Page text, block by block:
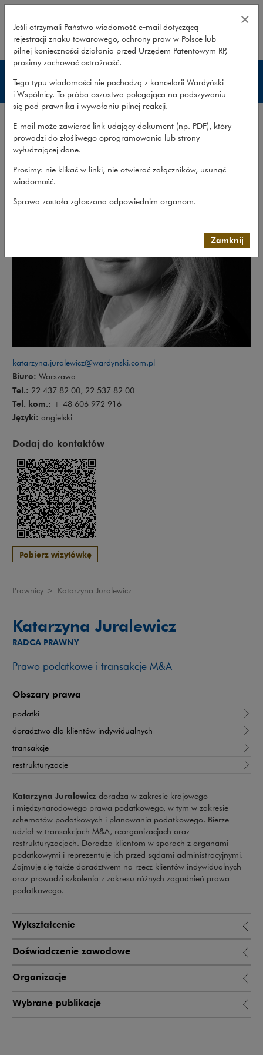
Katarzyna Juralewicz –
Prawnicy
katarzyna.juralewicz@wardynski.com.pl
Biuro: Warszawa
Tel.: 22 437 82 00, 22 537 82 00
Tel. kom.: + 48 606 972 916
Języki: angielski
Dodaj do kontaktów
Pobierz wizytówkę
Prawnicy > Katarzyna Juralewicz
Katarzyna Juralewicz
RADCA PRAWNY
Prawo podatkowe i transakcje M&A
Obszary prawa
podatki
doradztwo dla klientów indywidualnych
transakcje
restrukturyzacje
Katarzyna Juralewicz doradza w zakresie krajowego
i międzynarodowego prawa podatkowego, w tym w zakresie
schematów podatkowych i planowania podatkowego. Bierze
udział w transakcjach M&A, reorganizacjach oraz
restrukturyzacjach. Doradza klientom w sporach z organami
podatkowymi i reprezentuje ich przed sądami administracyjnymi.
Zajmuje się także doradztwem na rzecz klientów indywidualnych
oraz prowadzi szkolenia z zakresu różnych zagadnień prawa
podatkowego.
Wykształcenie
Doświadczenie zawodowe
Organizacje
Wybrane publikacje
Jeśli otrzymali Państwo wiadomość e‑mail dotyczącą
rejestracji znaku towarowego, ochrony praw w Polsce lub
pilnej konieczności działania przed Urzędem Patentowym RP,
prosimy zachować ostrożność.
Tego typu wiadomości nie pochodzą z kancelarii Wardyński
i Wspólnicy. To próba oszustwa polegająca na podszywaniu
się pod prawnika i wywołaniu pilnej reakcji.
E-mail może zawierać link udający dokument (np. PDF), który
prowadzi do złośliwego oprogramowania lub strony
wyłudzającej dane.
Prosimy: nie klikać w linki, nie otwierać załączników, usunąć
wiadomość.
Sprawa została zgłoszona odpowiednim organom.
×
Zamknij